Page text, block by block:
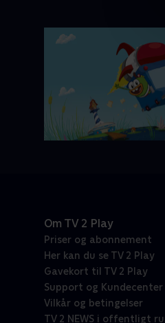
Om TV 2 Play
Priser og abonnement
Her kan du se TV 2 Play
Gavekort til TV 2 Play
Support og Kundecenter
Vilkår og betingelser
TV 2 NEWS i offentligt